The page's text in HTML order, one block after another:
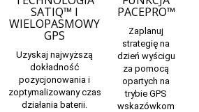
SATIQ™ I
WIELOPASMOWY
GPS
Uzyskaj najwyższą
dokładność
pozycjonowania i
zoptymalizowany czas
działania baterii.
PACEPRO™
Zaplanuj
strategię na
dzień wyścigu
za pomocą
opartych na
trybie GPS
wskazówkom